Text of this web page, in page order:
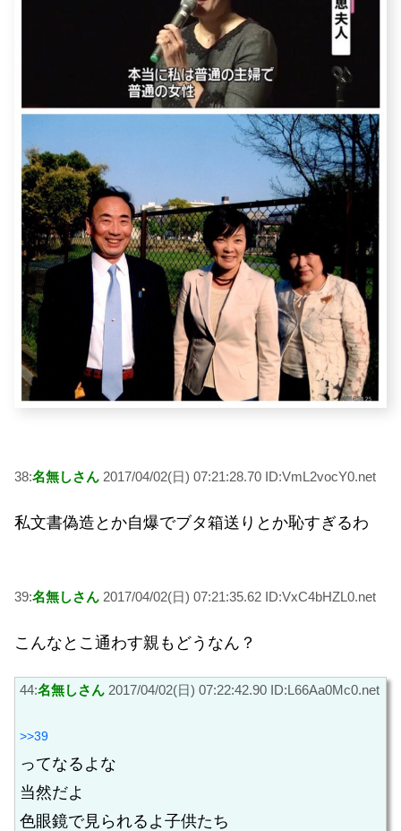
38:名無しさん 2017/04/02(日) 07:21:28.70 ID:VmL2vocY0.net
私文書偽造とか自爆でブタ箱送りとか恥すぎるわ
39:名無しさん 2017/04/02(日) 07:21:35.62 ID:VxC4bHZL0.net
こんなとこ通わす親もどうなん？
44:名無しさん 2017/04/02(日) 07:22:42.90 ID:L66Aa0Mc0.net
>>39
ってなるよな
当然だよ
色眼鏡で見られるよ子供たち